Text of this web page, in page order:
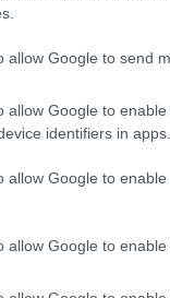
allow Google to send
allow Google to
identifiers in apps.
allow Google to
allow Google to
την
στο